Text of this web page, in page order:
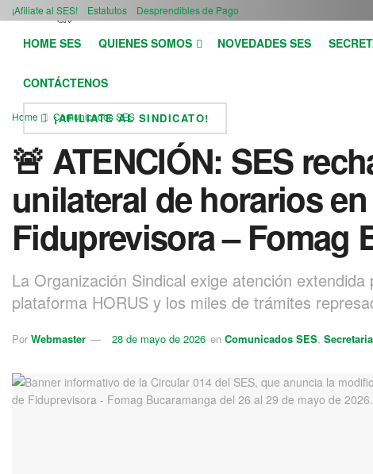
¡Afiliate al SES! Estatutos Desprendibles de Pago
HOME SES QUIENES SOMOS NOVEDADES SES
CONTÁCTENOS
¡AFILIATE AL SINDICATO!
Home Comunicados SES
🚨 ATENCIÓN: SES
unilateral de horarios
Fiduprevisora – Fomag
La Organización Sindical exige atención
plataforma HORUS y los miles de trámites
Por Webmaster 28 de mayo de 2026 en Comunicados SES,